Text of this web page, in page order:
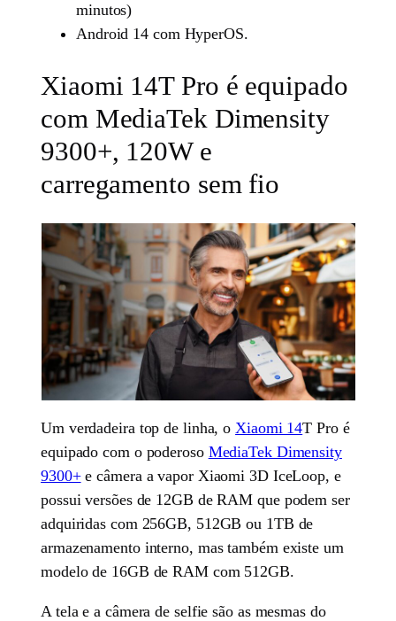
minutos)
Android 14 com HyperOS.
Xiaomi 14T Pro é equipado
com MediaTek Dimensity
9300+, 120W e
carregamento sem fio
Um verdadeira top de linha, oXiaomi 14T Pro é
equipado com o poderoso MediaTek Dimensity
9300+e câmera a vapor Xiaomi 3D IceLoop, e
possui versões de 12GB de RAM que podem ser
adquiridas com 256GB, 512GB ou 1TB de
armazenamento interno, mas também existe um
modelo de 16GB de RAM com 512GB.
A tela e a câmera de selfie são as mesmas do